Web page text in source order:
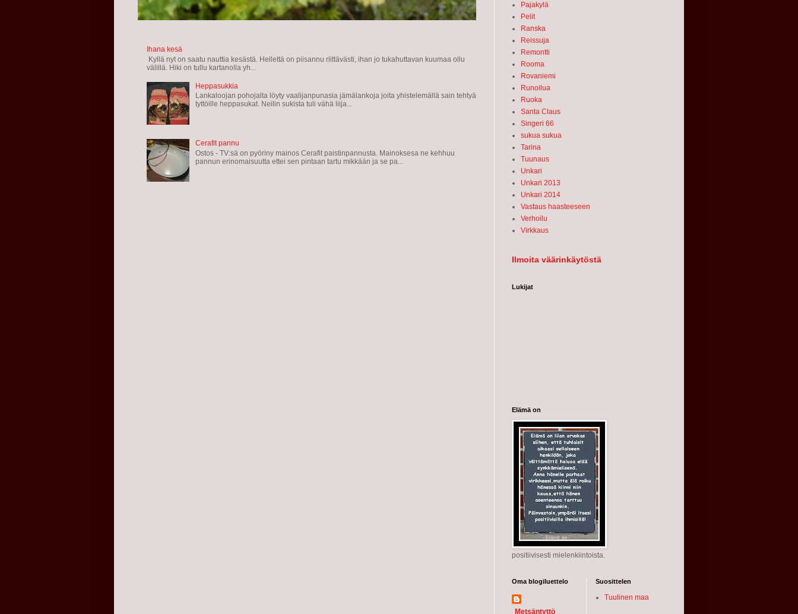
Ihana kesä
Kyllä nyt on saatu nauttia kesästä. Hellettä on piisannu riittävästi, ihan jo tukahuttavan kuumaa ollu
välillä. Hiki on tullu kartanolla yh...
Heppasukkia
Lankaloojan pohojalta löyty vaalijanpunasia jämälankoja joita yhistelemällä sain tehtyä
tyttöille heppasukat. Neilin sukista tuli vähä liija...
Cerafit pannu
Ostos - TV:sä on pyöriny mainos Cerafit paistinpannusta. Mainoksesa ne kehhuu
pannun erinomaisuutta ettei sen pintaan tartu mikkään ja se pa...
Pajakylä
Pelit
Ranska
Reissuja
Remontti
Rooma
Rovaniemi
Runoilua
Ruoka
Santa Claus
Singeri 66
sukua sukua
Tarina
Tuunaus
Unkari
Unkari 2013
Unkari 2014
Vastaus haasteeseen
Verhoilu
Virkkaus
Ilmoita väärinkäytöstä
Lukijat
Elämä on
positiivisesti mielenkiintoista.
Oma blogiluettelo
Metsäntyttö
Suosittelen
Tuulinen maa